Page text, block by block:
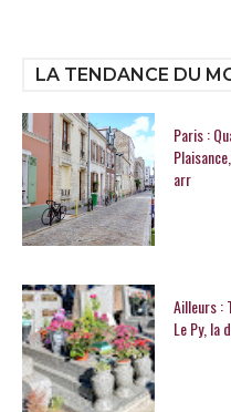
LA TENDANCE DU
Paris :
arr
Ailleurs :
Le Py, la